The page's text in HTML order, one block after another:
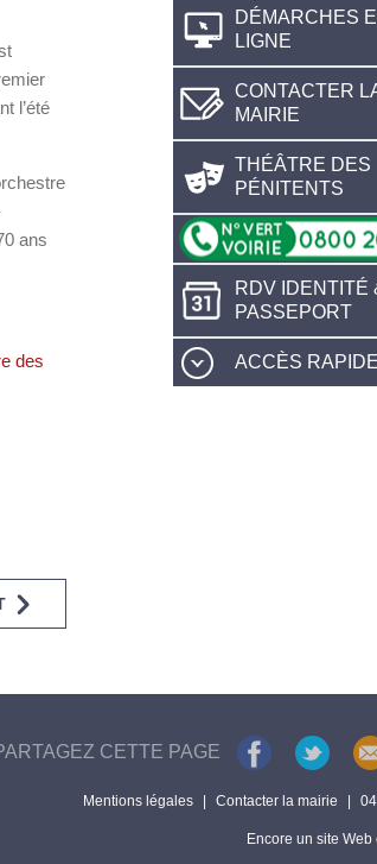
l’été
ans
des
DÉMARCHES
LIGNE
CONTACTER
MAIRIE
THÉÂTRE DES
PÉNITENTS
RDV IDENTITÉ
PASSEPORT
ACCÈS
CETTE PAGE
Mentions légales Contacter la mairie
Encore un site